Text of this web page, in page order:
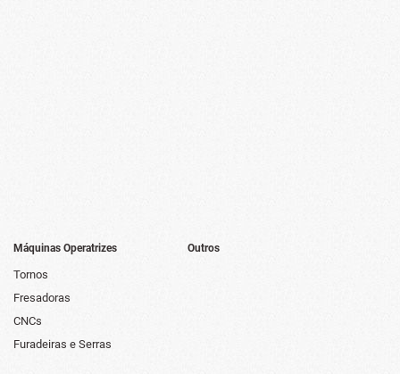
Máquinas Operatrizes
Tornos
Fresadoras
CNCs
Furadeiras e Serras
Outros